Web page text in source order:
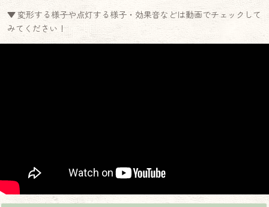
▼ 変形する様子や点灯する様子・効果音などは動画でチェックして
みてください！